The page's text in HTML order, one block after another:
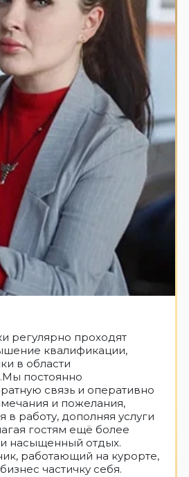
регулярно проходят
квалификации,
в области
постоянно
связь и оперативно
и пожелания,
в работу, дополняя услуги
гостям ещё более
насыщенный отдых.
работающий на курорте,
частичку себя.